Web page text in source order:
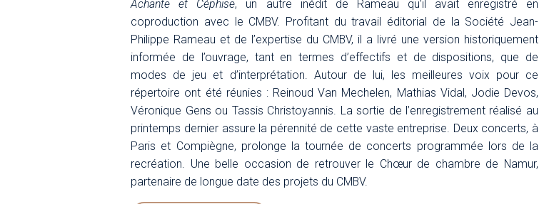
Achante et Céphise, un autre inédit de Rameau qu’il avait enregistré en
coproduction avec le CMBV. Profitant du travail éditorial de la Société Jean-
Philippe Rameau et de l’expertise du CMBV, il a livré une version historiquement
informée de l’ouvrage, tant en termes d’effectifs et de dispositions, que de
modes de jeu et d’interprétation. Autour de lui, les meilleures voix pour ce
répertoire ont été réunies : Reinoud Van Mechelen, Mathias Vidal, Jodie Devos,
Véronique Gens ou Tassis Christoyannis. La sortie de l’enregistrement réalisé au
printemps dernier assure la pérennité de cette vaste entreprise. Deux concerts, à
Paris et Compiègne, prolonge la tournée de concerts programmée lors de la
recréation. Une belle occasion de retrouver le Chœur de chambre de Namur,
partenaire de longue date des projets du CMBV.